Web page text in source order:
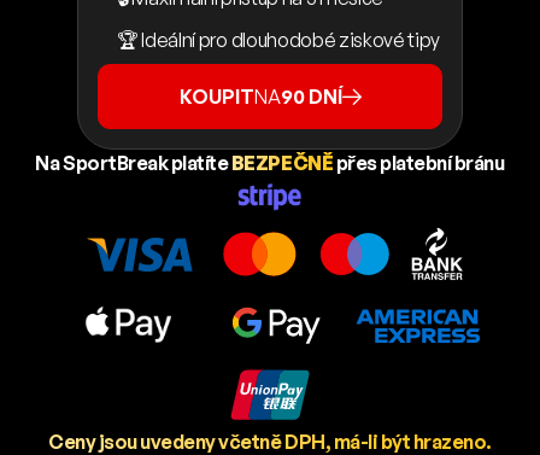
🏆 Ideální pro dlouhodobé ziskové tipy
KOUPITNA90 DNÍ
Na SportBreak platíteBEZPEČNĚ přes platební bránu
Ceny jsou uvedeny včetně DPH, má-li být hrazeno.